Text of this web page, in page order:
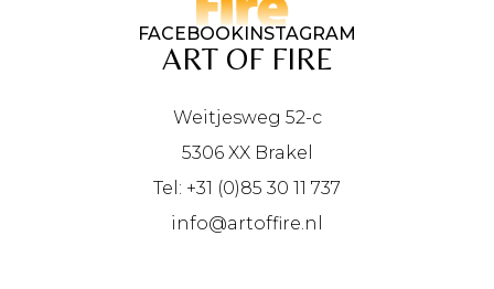
FACEBOOKINSTAGRAM
ART OF FIRE
Weitjesweg 52-c
5306 XX Brakel
Tel: +31 (0)85 30 11 737
info@artoffire.nl